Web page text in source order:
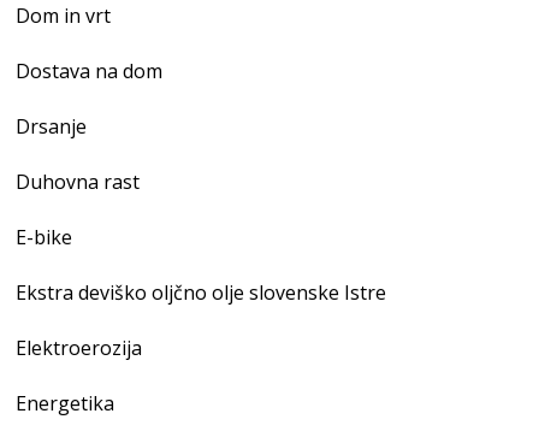
Dom in vrt
Dostava na dom
Drsanje
Duhovna rast
E-bike
Ekstra deviško oljčno olje slovenske Istre
Elektroerozija
Energetika